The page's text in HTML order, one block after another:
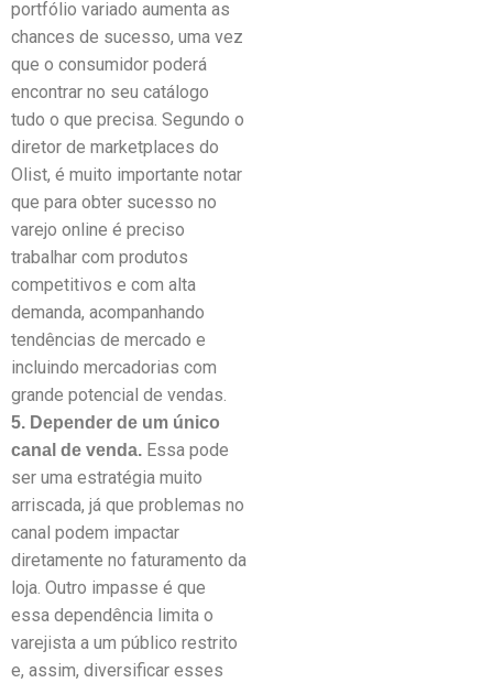
portfólio variado aumenta as
chances de sucesso, uma vez
que o consumidor poderá
encontrar no seu catálogo
tudo o que precisa. Segundo o
diretor de marketplaces do
Olist, é muito importante notar
que para obter sucesso no
varejo online é preciso
trabalhar com produtos
competitivos e com alta
demanda, acompanhando
tendências de mercado e
incluindo mercadorias com
grande potencial de vendas.
5. Depender de um único
canal de venda. Essa pode
ser uma estratégia muito
arriscada, já que problemas no
canal podem impactar
diretamente no faturamento da
loja. Outro impasse é que
essa dependência limita o
varejista a um público restrito
e, assim, diversificar esses